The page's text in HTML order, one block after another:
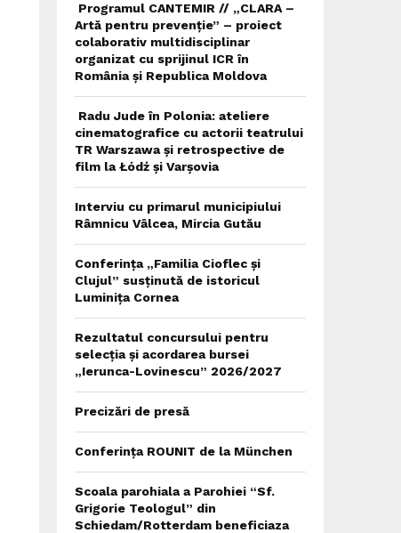
Programul CANTEMIR // „CLARA –
Artă pentru prevenție” – proiect
colaborativ multidisciplinar
organizat cu sprijinul ICR în
România și Republica Moldova
Radu Jude în Polonia: ateliere
cinematografice cu actorii teatrului
TR Warszawa și retrospective de
film la Łódź și Varșovia
Interviu cu primarul municipiului
Râmnicu Vâlcea, Mircia Gutău
Conferința „Familia Cioflec și
Clujul” susținută de istoricul
Luminița Cornea
Rezultatul concursului pentru
selecția și acordarea bursei
„Ierunca-Lovinescu” 2026/2027
Precizări de presă
Conferința ROUNIT de la München
Scoala parohiala a Parohiei “Sf.
Grigorie Teologul” din
Schiedam/Rotterdam beneficiaza